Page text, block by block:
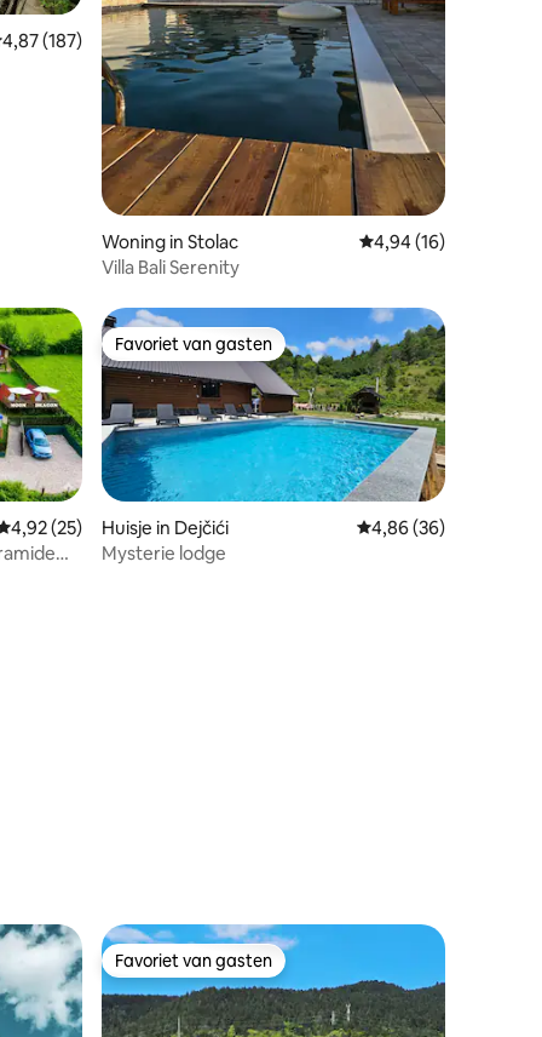
beoordeling van 4,87 op 5, 187 recensies
4,87 (187)
Woning in Stolac Gemiddelde
4,94 (16)
Villa Bali Serenity
beoordeling van 4,92 op 5, 25 recensies
4,92 (25)
Favoriet van gasten
Favoriet van gasten
Huisje in Dejčići Gemiddelde
4,86 (36)
Mysterie lodge
Favoriet van gasten
Favoriet van gasten